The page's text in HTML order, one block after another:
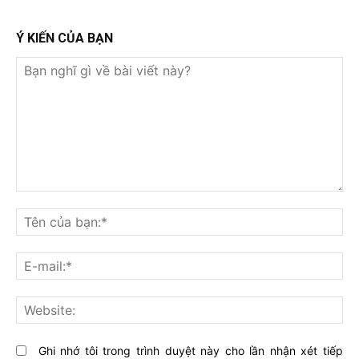
Ý KIẾN CỦA BẠN
nghĩ
gì
về
bài
viết
này?
Ghi nhớ tôi trong trình duyệt này cho lần nhận xét tiếp